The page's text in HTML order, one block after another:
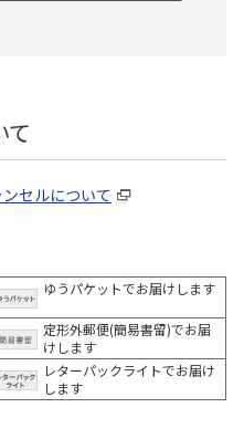
て
セルについて
ゆうパケットでお届けします
定形外郵便(簡易書留)でお届
けします
レターパックライトでお届け
します